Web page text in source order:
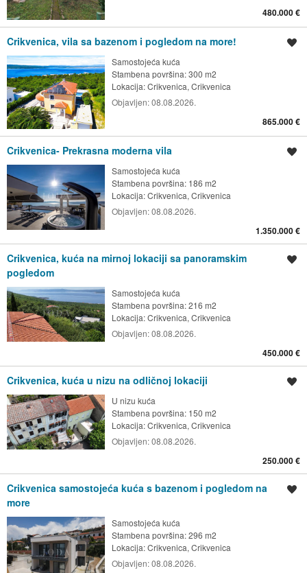
480.000 €
Crikvenica, vila sa bazenom i pogledom na more!
Samostojeća kuća
Stambena površina: 300 m2
Lokacija:Crikvenica, Crikvenica
Objavljen:08.08.2026.
865.000 €
Crikvenica- Prekrasna moderna vila
Samostojeća kuća
Stambena površina: 186 m2
Lokacija:Crikvenica, Crikvenica
Objavljen:08.08.2026.
1.350.000 €
Crikvenica, kuća na mirnoj lokaciji sa panoramskim
pogledom
Samostojeća kuća
Stambena površina: 216 m2
Lokacija:Crikvenica, Crikvenica
Objavljen:08.08.2026.
450.000 €
Crikvenica, kuća u nizu na odličnoj lokaciji
U nizu kuća
Stambena površina: 150 m2
Lokacija:Crikvenica, Crikvenica
Objavljen:08.08.2026.
250.000 €
Crikvenica samostojeća kuća s bazenom i pogledom na
more
Samostojeća kuća
Stambena površina: 296 m2
Lokacija:Crikvenica, Crikvenica
Objavljen:08.08.2026.